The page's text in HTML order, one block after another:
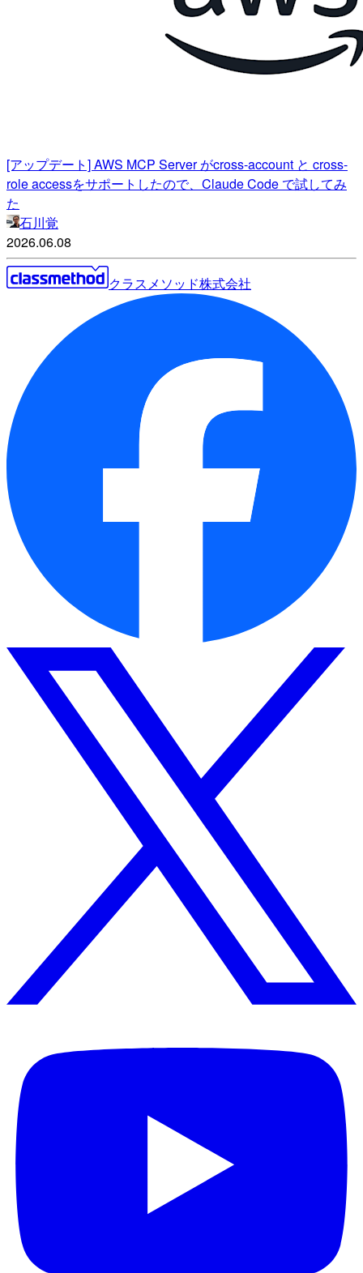
[アップデート] AWS MCP Server がcross-account と cross-
role accessをサポートしたので、Claude Code で試してみ
た
石川覚
2026.06.08
クラスメソッド株式会社